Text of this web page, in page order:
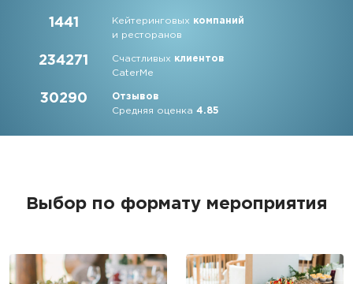
1441 Кейтеринговых компаний
и ресторанов
234271 Счастливых клиентов
CaterMe
30290
Отзывов
Средняя оценка4.85
Выбор по формату мероприятия